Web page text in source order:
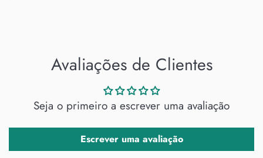
Avaliações de Clientes
Seja o primeiro a escrever uma avaliação
Escrever uma avaliação